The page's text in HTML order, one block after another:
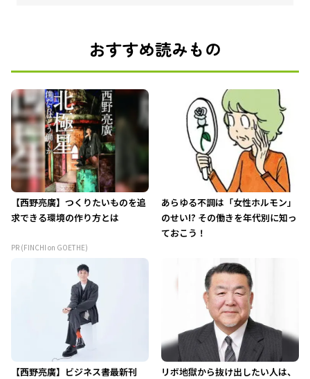
おすすめ読みもの
【西野亮廣】つくりたいものを追
求できる環境の作り方とは
PR (FINCHI on GOETHE)
あらゆる不調は「女性ホルモン」
のせい!? その働きを年代別に知っ
ておこう！
【西野亮廣】ビジネス書最新刊
リボ地獄から抜け出したい人は、